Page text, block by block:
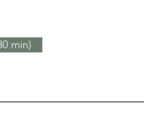
min)